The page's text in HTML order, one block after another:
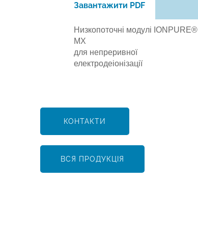
Завантажити PDF
Низкопоточні модулі IONPURE®
MX
для непреривної
електродеіонізації
КОНТАКТИ
ВСЯ ПРОДУКЦІЯ